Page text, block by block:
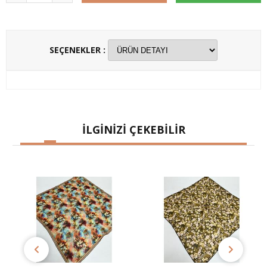
SEÇENEKLER :
İLGİNİZİ ÇEKEBİLİR